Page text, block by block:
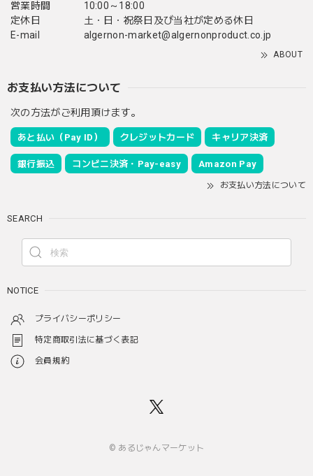
営業時間
10:00～18:00
定休日
土・日・祝祭日及び当社が定める休日
E-mail
algernon-market@algernonproduct.co.jp
ABOUT
お支払い方法について
次の方法がご利用頂けます。
あと払い（Pay ID） クレジットカード キャリア決済
銀行振込 コンビニ決済・Pay-easy Amazon Pay
お支払い方法について
SEARCH
NOTICE
プライバシーポリシー
特定商取引法に基づく表記
会員規約
© あるじゃんマーケット